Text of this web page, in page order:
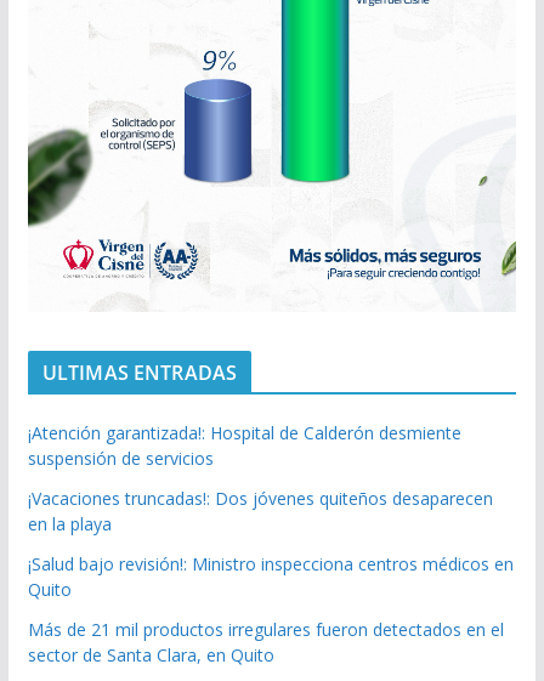
ULTIMAS ENTRADAS
¡Atención garantizada!: Hospital de Calderón desmiente
suspensión de servicios
¡Vacaciones truncadas!: Dos jóvenes quiteños desaparecen
en la playa
¡Salud bajo revisión!: Ministro inspecciona centros médicos en
Quito
Más de 21 mil productos irregulares fueron detectados en el
sector de Santa Clara, en Quito